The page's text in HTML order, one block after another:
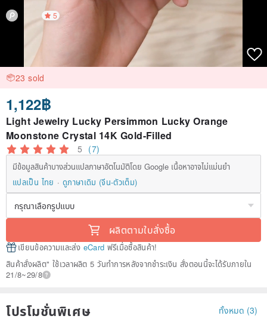
5
23 sold
1,122฿
Light Jewelry Lucky Persimmon Lucky Orange
Moonstone Crystal 14K Gold-Filled
5 (7)
มีข้อมูลสินค้าบางส่วนแปลภาษาอัตโนมัติโดย Google เนื้อหาอาจไม่แม่นยำ
แปลเป็น ไทย
ดูภาษาเดิม (จีน-ตัวเต็ม)
ผลิตตามใบสั่งซื้อ
เขียนข้อความและส่ง eCard ฟรีเมื่อซื้อสินค้า!
สินค้าสั่งผลิต" ใช้เวลาผลิต 5 วันทำการหลังจากชำระเงิน สั่งตอนนี้จะได้รับภายใน
21/8~29/8
โปรโมชั่นพิเศษ ทั้งหมด (3)